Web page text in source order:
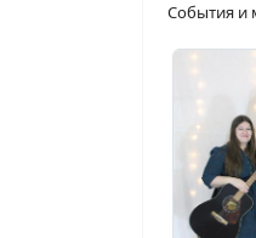
События и